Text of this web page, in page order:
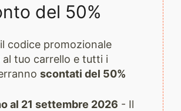
del 50%
codice promozionale
al tuo carrello e tutti i
scontati del 50%
al 21 settembre 2026 - Il